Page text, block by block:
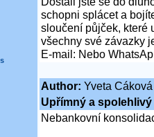
schopni splácet a
sloučení půjček, které
všechny své závazky
E-mail: Nebo
Author: Yveta Cáková
Upřímný a
Nebankovní